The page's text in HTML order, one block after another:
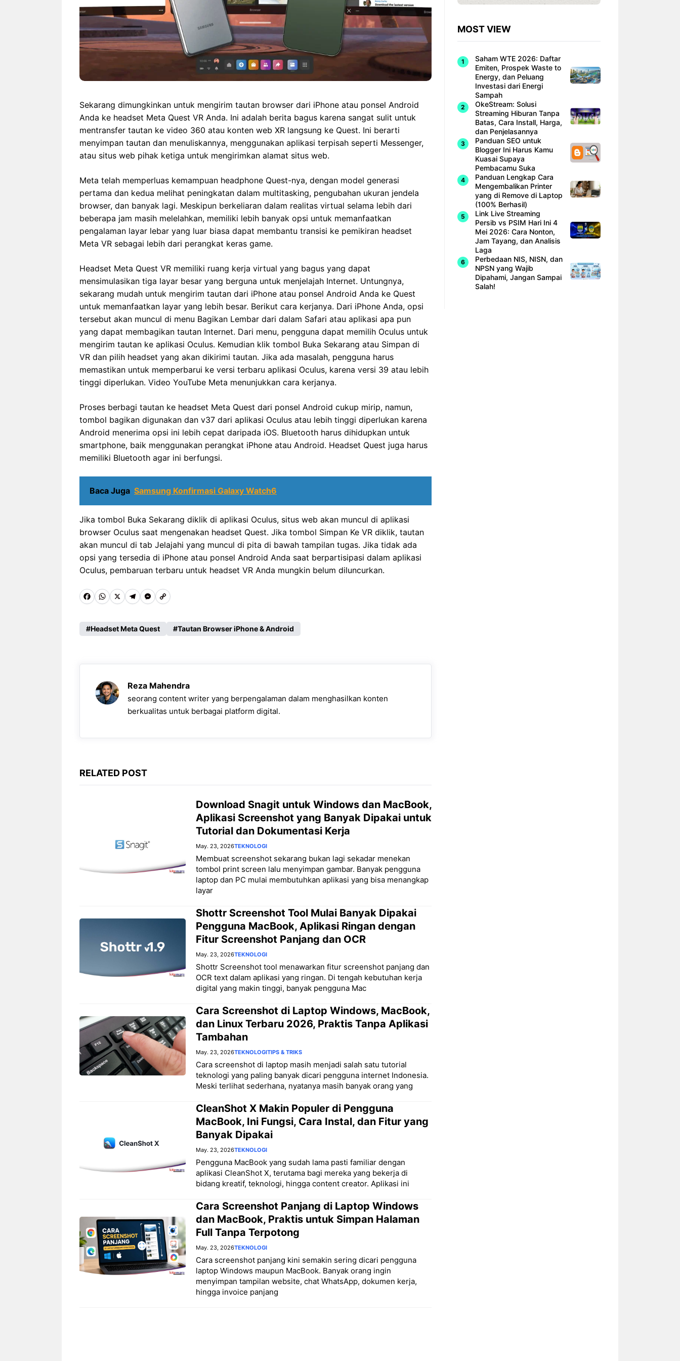
Sekarang dimungkinkan untuk mengirim tautan browser dari iPhone atau ponsel Android
Anda ke headset Meta Quest VR Anda. Ini adalah berita bagus karena sangat sulit untuk
mentransfer tautan ke video 360 atau konten web XR langsung ke Quest. Ini berarti
menyimpan tautan dan menuliskannya, menggunakan aplikasi terpisah seperti Messenger,
atau situs web pihak ketiga untuk mengirimkan alamat situs web.
Meta telah memperluas kemampuan headphone Quest-nya, dengan model generasi
pertama dan kedua melihat peningkatan dalam multitasking, pengubahan ukuran jendela
browser, dan banyak lagi. Meskipun berkeliaran dalam realitas virtual selama lebih dari
beberapa jam masih melelahkan, memiliki lebih banyak opsi untuk memanfaatkan
pengalaman layar lebar yang luar biasa dapat membantu transisi ke pemikiran headset
Meta VR sebagai lebih dari perangkat keras game.
Headset Meta Quest VR memiliki ruang kerja virtual yang bagus yang dapat
mensimulasikan tiga layar besar yang berguna untuk menjelajah Internet. Untungnya,
sekarang mudah untuk mengirim tautan dari iPhone atau ponsel Android Anda ke Quest
untuk memanfaatkan layar yang lebih besar. Berikut cara kerjanya. Dari iPhone Anda, opsi
tersebut akan muncul di menu Bagikan Lembar dari dalam Safari atau aplikasi apa pun
yang dapat membagikan tautan Internet. Dari menu, pengguna dapat memilih Oculus untuk
mengirim tautan ke aplikasi Oculus. Kemudian klik tombol Buka Sekarang atau Simpan di
VR dan pilih headset yang akan dikirimi tautan. Jika ada masalah, pengguna harus
memastikan untuk memperbarui ke versi terbaru aplikasi Oculus, karena versi 39 atau lebih
tinggi diperlukan. Video YouTube Meta menunjukkan cara kerjanya.
Proses berbagi tautan ke headset Meta Quest dari ponsel Android cukup mirip, namun,
tombol bagikan digunakan dan v37 dari aplikasi Oculus atau lebih tinggi diperlukan karena
Android menerima opsi ini lebih cepat daripada iOS. Bluetooth harus dihidupkan untuk
smartphone, baik menggunakan perangkat iPhone atau Android. Headset Quest juga harus
memiliki Bluetooth agar ini berfungsi.
Baca Juga Samsung Konfirmasi Galaxy Watch6
Jika tombol Buka Sekarang diklik di aplikasi Oculus, situs web akan muncul di aplikasi
browser Oculus saat mengenakan headset Quest. Jika tombol Simpan Ke VR diklik, tautan
akan muncul di tab Jelajahi yang muncul di pita di bawah tampilan tugas. Jika tidak ada
opsi yang tersedia di iPhone atau ponsel Android Anda saat berpartisipasi dalam aplikasi
Oculus, pembaruan terbaru untuk headset VR Anda mungkin belum diluncurkan.
F
c
b
W
a
s
A
p
X T
l
g
r
a
m
M
s
e
n
g
e
C
p
L
i
n
k
Headset Meta Quest Tautan Browser iPhone & Android
Reza Mahendra
seorang content writer yang berpengalaman dalam menghasilkan konten
berkualitas untuk berbagai platform digital.
RELATED POST
Download Snagit untuk Windows dan MacBook,
Aplikasi Screenshot yang Banyak Dipakai untuk
Tutorial dan Dokumentasi Kerja
May. 23, 2026TEKNOLOGI
Membuat screenshot sekarang bukan lagi sekadar menekan
tombol print screen lalu menyimpan gambar. Banyak pengguna
laptop dan PC mulai membutuhkan aplikasi yang bisa menangkap
layar
Shottr Screenshot Tool Mulai Banyak Dipakai
Pengguna MacBook, Aplikasi Ringan dengan
Fitur Screenshot Panjang dan OCR
May. 23, 2026TEKNOLOGI
Shottr Screenshot tool menawarkan fitur screenshot panjang dan
OCR text dalam aplikasi yang ringan. Di tengah kebutuhan kerja
digital yang makin tinggi, banyak pengguna Mac
Cara Screenshot di Laptop Windows, MacBook,
dan Linux Terbaru 2026, Praktis Tanpa Aplikasi
Tambahan
May. 23, 2026TEKNOLOGITIPS & TRIKS
Cara screenshot di laptop masih menjadi salah satu tutorial
teknologi yang paling banyak dicari pengguna internet Indonesia.
Meski terlihat sederhana, nyatanya masih banyak orang yang
CleanShot X Makin Populer di Pengguna
MacBook, Ini Fungsi, Cara Instal, dan Fitur yang
Banyak Dipakai
May. 23, 2026TEKNOLOGI
Pengguna MacBook yang sudah lama pasti familiar dengan
aplikasi CleanShot X, terutama bagi mereka yang bekerja di
bidang kreatif, teknologi, hingga content creator. Aplikasi ini
Cara Screenshot Panjang di Laptop Windows
dan MacBook, Praktis untuk Simpan Halaman
Full Tanpa Terpotong
May. 23, 2026TEKNOLOGI
Cara screenshot panjang kini semakin sering dicari pengguna
laptop Windows maupun MacBook. Banyak orang ingin
menyimpan tampilan website, chat WhatsApp, dokumen kerja,
hingga invoice panjang
MOST VIEW
Saham WTE 2026: Daftar
Emiten, Prospek Waste to
Energy, dan Peluang
Investasi dari Energi
Sampah
OkeStream: Solusi
Streaming Hiburan Tanpa
Batas, Cara Install, Harga,
dan Penjelasannya
Panduan SEO untuk
Blogger Ini Harus Kamu
Kuasai Supaya
Pembacamu Suka
Panduan Lengkap Cara
Mengembalikan Printer
yang di Remove di Laptop
(100% Berhasil)
Link Live Streaming
Persib vs PSIM Hari Ini 4
Mei 2026: Cara Nonton,
Jam Tayang, dan Analisis
Laga
Perbedaan NIS, NISN, dan
NPSN yang Wajib
Dipahami, Jangan Sampai
Salah!